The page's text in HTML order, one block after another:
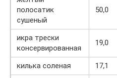
полосатик
сушеный
50,0
икра трески
консервированная
19,0
килька соленая 17,1